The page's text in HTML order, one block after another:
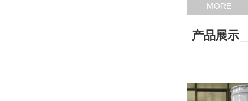
MORE
产品展示